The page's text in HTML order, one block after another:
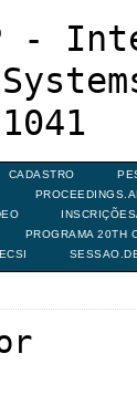
-
CADASTRO
PROGRAMA 20TH